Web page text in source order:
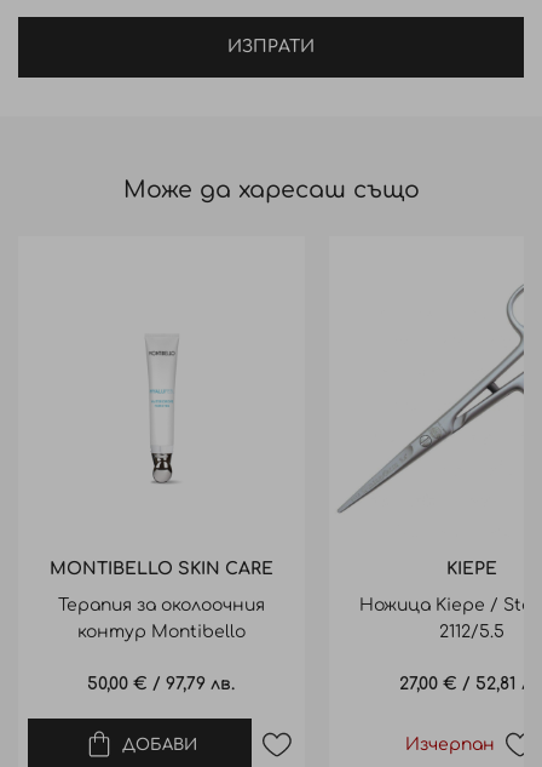
ИЗПРАТИ
Може да харесаш също
MONTIBELLO SKIN CARE
Терапия за околоочния
контур Montibello
50,00 € /97,79 лв.
ДОБАВИ
KIEPE
Ножица Kiepe /
2112/5.5
27,00 € / 52,81
Изчерпан